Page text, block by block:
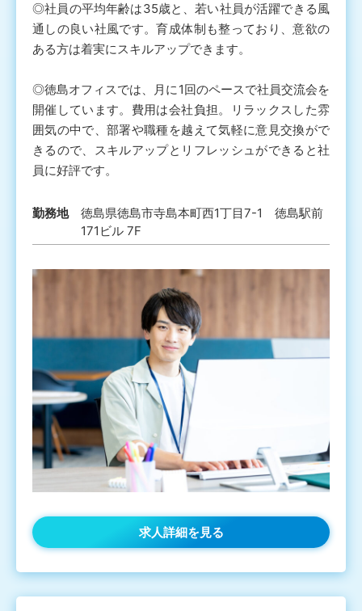
◎社員の平均年齢は35歳と、若い社員が活躍できる風
通しの良い社風です。育成体制も整っており、意欲の
ある方は着実にスキルアップできます。
◎徳島オフィスでは、月に1回のペースで社員交流会を
開催しています。費用は会社負担。リラックスした雰
囲気の中で、部署や職種を越えて気軽に意見交換がで
きるので、スキルアップとリフレッシュができると社
員に好評です。
勤務地
徳島県徳島市寺島本町西1丁目7-1 徳島駅前
171ビル 7F
求人詳細を見る